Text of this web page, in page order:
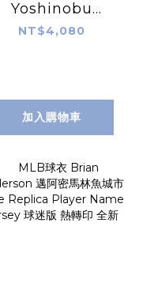
Yoshinobu
Yamamoto 洛杉
Jersey 球迷版 熱
轉印 全新
NT$4,080
加入購物車